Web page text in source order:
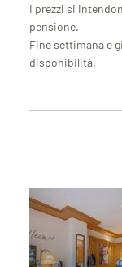
I prezzi si
pensione.
Fine settimana e
disponibilità.